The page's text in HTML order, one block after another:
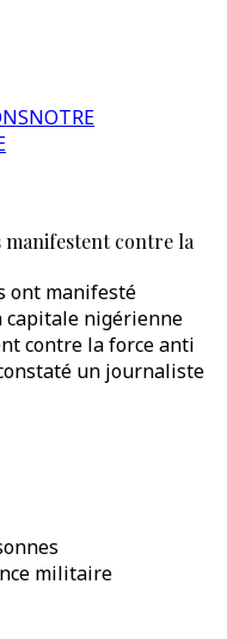
NOTRE
manifestent contre la
ont manifesté
capitale nigérienne
contre la force anti
un journaliste
militaire